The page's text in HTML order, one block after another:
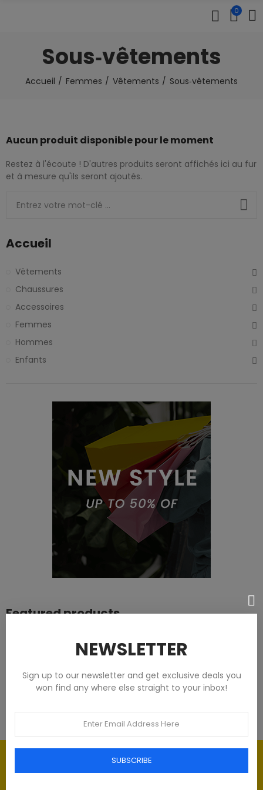
0
Sous‑vêtements
Accueil Femmes Vêtements Sous‑vêtements
Aucun produit disponible pour le moment
Restez à l'écoute ! D'autres produits seront affichés ici au fur
et à mesure qu'ils seront ajoutés.
Accueil
Vêtements
Chaussures
Accessoires
Femmes
Hommes
Enfants
Featured products
Tommy Hilfiger Chemises - Homme -
Blanches
93,00 €
Élégance intemporelle : l'art du
Luxe
NEWSLETTER
Sign up to our newsletter and get exclusive deals you
won find any where else straight to your inbox!
SUBSCRIBE